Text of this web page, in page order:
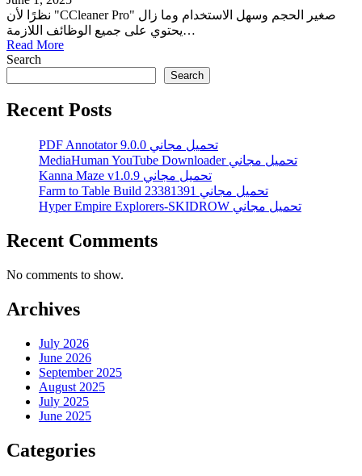
نظرًا لأن "CCleaner Pro" صغير الحجم وسهل الاستخدام وما زال
يحتوي على جميع الوظائف اللازمة…
Read More
Search
Search
Recent Posts
PDF Annotator 9.0.0 تحميل مجاني
MediaHuman YouTube Downloader تحميل مجاني
Kanna Maze v1.0.9 تحميل مجاني
Farm to Table Build 23381391 تحميل مجاني
Hyper Empire Explorers-SKIDROW تحميل مجاني
Recent Comments
No comments to show.
Archives
July 2026
June 2026
September 2025
August 2025
July 2025
June 2025
Categories